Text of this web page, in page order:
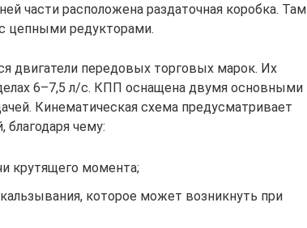
части расположена раздаточная коробка. Там
цепными редукторами.
двигатели передовых торговых марок. Их
6–7,5 л/с. КПП оснащена двумя основными
Кинематическая схема предусматривает
чему:
крутящего момента;
которое может возникнуть при